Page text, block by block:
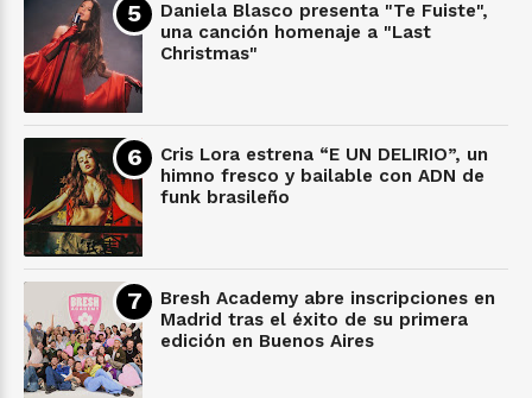
Daniela Blasco presenta "Te Fuiste",
una canción homenaje a "Last
Christmas"
Cris Lora estrena “E UN DELIRIO”, un
himno fresco y bailable con ADN de
funk brasileño
Bresh Academy abre inscripciones en
Madrid tras el éxito de su primera
edición en Buenos Aires